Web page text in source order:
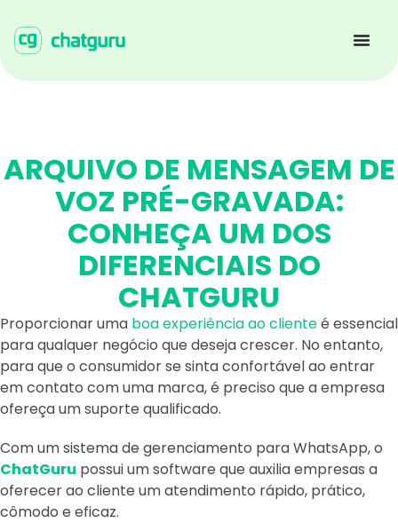
ARQUIVO DE MENSAGEM DE
VOZ PRÉ-GRAVADA:
CONHEÇA UM DOS
DIFERENCIAIS DO
CHATGURU
Proporcionar uma boa experiência ao clienteé essencial
para qualquer negócio que deseja crescer. No entanto,
para que o consumidor se sinta confortável ao entrar
em contato com uma marca, é preciso que a empresa
ofereça um suporte qualificado.
Com um sistema de gerenciamento para WhatsApp, o
ChatGuru possui um software que auxilia empresas a
oferecer ao cliente um atendimento rápido, prático,
cômodo e eficaz.